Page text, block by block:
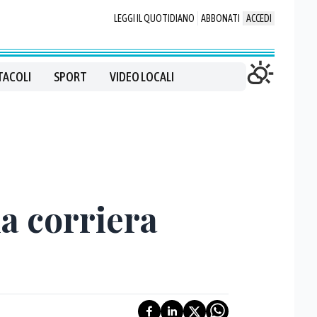
LEGGI IL QUOTIDIANO ABBONATI ACCEDI
SPORT VIDEO LOCALI
corriera